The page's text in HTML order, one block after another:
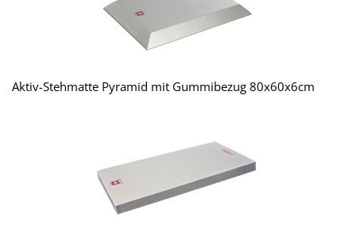
Aktiv-Stehmatte Pyramid mit Gummibezug 80x60x6cm